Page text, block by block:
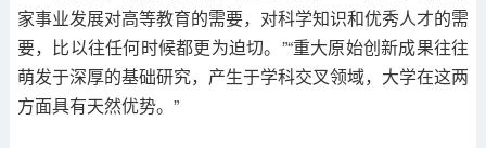
家事业发展对高等教育的需要，对科学知识和优秀人才的需
要，比以往任何时候都更为迫切。”“重大原始创新成果往往
萌发于深厚的基础研究，产生于学科交叉领域，大学在这两
方面具有天然优势。”